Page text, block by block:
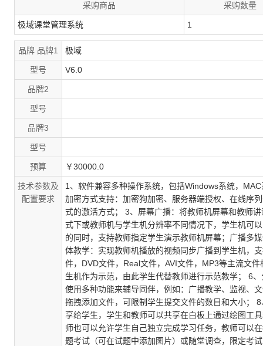
采购商品 采购数量
极域课堂管理系统 1
品牌 品牌1 极域
型号 V6.0
品牌2
型号
品牌3
型号
预算 ￥30000.0
技术参数及
配置要求
1、软件兼容多种操作系统，包括Windows系统，
加密方式支持：加密狗加密、服务器端授权、在线序
式的激活方式； 3、屏幕广播：将教师机屏幕和教师
式下或教师机与学生机分辨率不同情况下，学生机可
的同时，支持教师指定学生演示教师机屏幕；广播多
体教学：实现教师机播放的视频同步广播到学生机，
件，DVD文件，Real文件，AVI文件，MP3等主流文
生机作为示范，由此学生代替教师进行示范教学； 6
使用多种功能来辅导同伴，例如：广播教学、监视、
拖拽添加文件，可限制学生提交文件的数目和大小；
享给学生，学生和教师可以共享在白板上通过绘图工
师也可以允许学生自己独立完成学习任务，教师可以
题考试（可在试题中添加图片）或随堂调查，限定考